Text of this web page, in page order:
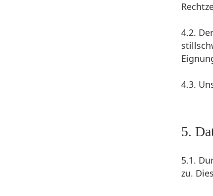
4.2.
4.3.
5.
5.1.
zu.